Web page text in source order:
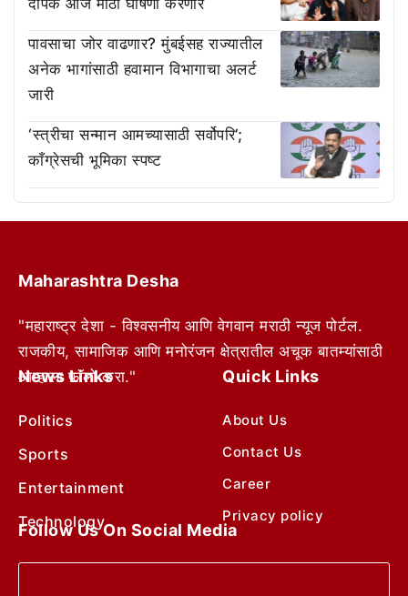
पावसाचा जोर वाढणार? मुंबईसह राज्यातील
अनेक भागांसाठी हवामान विभागाचा अलर्ट
जारी
‘स्त्रीचा सन्मान आमच्यासाठी सर्वोपरि’;
काँग्रेसची भूमिका स्पष्ट
Maharashtra Desha
"महाराष्ट्र देशा - विश्वसनीय आणि वेगवान मराठी न्यूज पोर्टल.
राजकीय, सामाजिक आणि मनोरंजन क्षेत्रातील अचूक बातम्यांसाठी
आम्हाला फॉलो करा."
News Links
Politics
Sports
Entertainment
Technology
Quick Links
About Us
Contact Us
Career
Privacy policy
Follow Us On Social Media